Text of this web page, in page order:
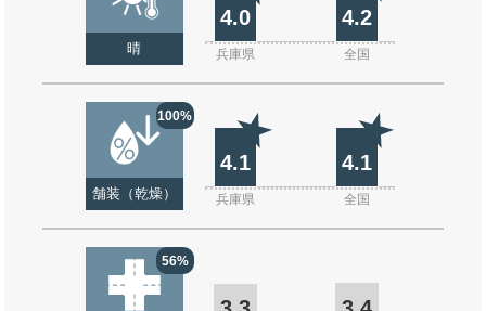
晴
4.0 4.2
兵庫県 全国
100%
舗装（乾燥）
4.1 4.1
兵庫県 全国
56%